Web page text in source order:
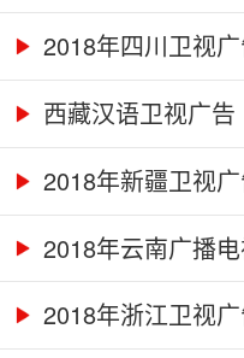
2018年四川卫视
西藏汉语卫视广告
2018年新疆卫视
2018年云南广播
2018年浙江卫视